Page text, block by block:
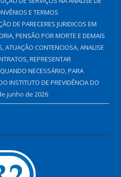
E TERMOS
DE PARECERES JURIDICOS EM
PENSÃO POR MORTE E DEMAIS
ATUAÇÃO CONTENCIOSA, ANALISE
REPRESENTAR
NECESSÁRIO, PARA
INSTITUTO DE PREVIDÊNCIA DO
junho de 2026